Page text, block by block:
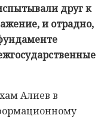
друг к
и отрадно,
Алиев в